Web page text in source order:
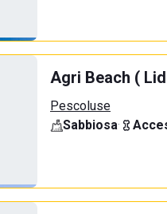
Agri Beach (
Pescoluse
Sabbiosa·